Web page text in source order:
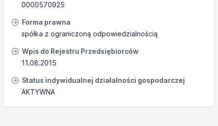
0000570925
Forma prawna
spółka z ograniczoną odpowiedzialnością
Wpis do Rejestru Przedsiębiorców
11.08.2015
Status indywidualnej działalności gospodarczej
AKTYWNA